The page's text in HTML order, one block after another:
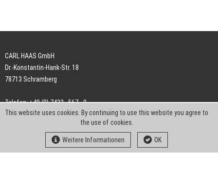
CARL HAAS GmbH
Dr.-Konstantin-Hank-Str. 18
78713 Schramberg
Telefon: +49 (0) 7422 . 567 - 0
Telefax: +49 (0) 7422 . 567 - 239
info-ch@kern-liebers.com
This website uses cookies. By continuing to use this website you agree to
the use of cookies.
Weitere Informationen OK